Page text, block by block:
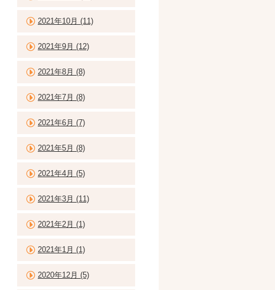
2021年10月 (11)
2021年9月 (12)
2021年8月 (8)
2021年7月 (8)
2021年6月 (7)
2021年5月 (8)
2021年4月 (5)
2021年3月 (11)
2021年2月 (1)
2021年1月 (1)
2020年12月 (5)